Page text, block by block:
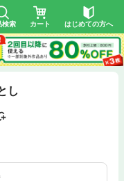
検索 カート はじめての方へ
し